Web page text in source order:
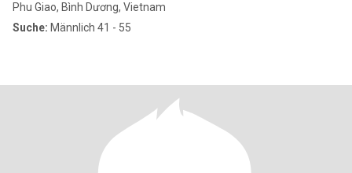
Phu Giao, Bình Dương, Vietnam
Suche: Männlich 41 - 55